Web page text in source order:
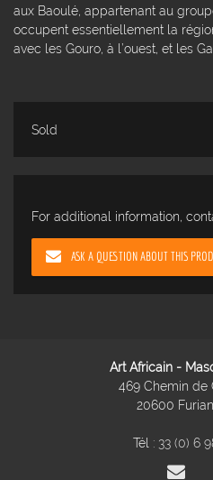
aux Baoulé, appartenant au
occupent essentiellement la
avec les Gouro, à l’ouest, et les
Sold
For additional information,
ASK A QUESTION ABOUT THIS
Art Africain -
469 Chemin de
20600
Tél : 33 (0) 6